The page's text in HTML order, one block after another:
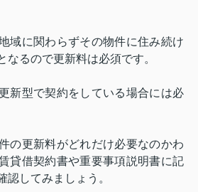
域に関わらずその物件に住み続け
なるので更新料は必須です。
新型で契約をしている場合には必
の更新料がどれだけ必要なのかわ
貸借契約書や重要事項説明書に記
認してみましょう。